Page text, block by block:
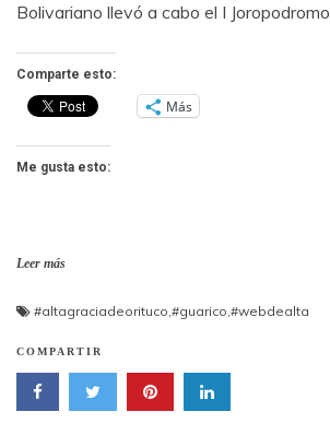
Bolivariano llevó a cabo el I Joropodromo
Comparte esto:
Más
Me gusta esto:
Leer más
#altagraciadeorituco,#guarico,#webdealta
COMPARTIR